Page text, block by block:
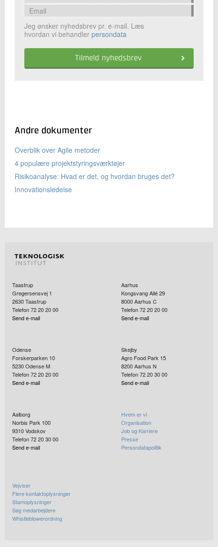
Jeg ønsker nyhedsbrev pr. e-mail. Læs
hvordan vi behandler persondata
Andre dokumenter
Overblik over Agile metoder
4 populære projektstyringsværktøjer
Risikoanalyse: Hvad er det, og hvordan bruges det?
Innovationsledelse
Taastrup
Gregersensvej 1
2630Taastrup
Telefon 72 20 20 00
Send e-mail
Aarhus
Kongsvang Allé 29
8000Aarhus C
Telefon 72 20 20 00
Send e-mail
Odense
Forskerparken 10
5230Odense M
Telefon 72 20 20 00
Send e-mail
Skejby
Agro Food Park 15
8200Aarhus N
Telefon 72 20 30 00
Send e-mail
Aalborg
Norbis Park 100
9310Vodskov
Telefon 72 20 30 00
Send e-mail
Hvem er vi
Organisation
Job og Karriere
Presse
Persondatapolitik
Vejviser
Flere kontaktoplysninger
Stamoplysninger
Søg medarbejdere
Whistleblowerordning